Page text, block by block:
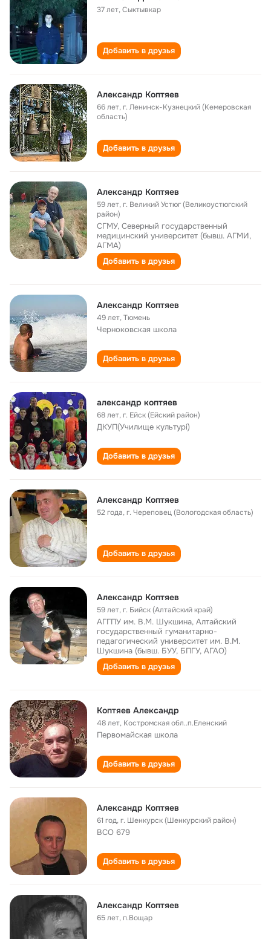
37 лет,Сыктывкар
Добавить в друзья
Александр Коптяев
66 лет,г. Ленинск-Кузнецкий (Кемеровская
область)
Добавить в друзья
Александр Коптяев
59 лет,г. Великий Устюг (Великоустюгский
район)
СГМУ, Северный государственный
медицинский университет (бывш. АГМИ,
АГМА)
Добавить в друзья
Александр Коптяев
49 лет,Тюмень
Черноковская школа
Добавить в друзья
александр коптяев
68 лет,г. Ейск (Ейский район)
ДКУП(Училище культурі)
Добавить в друзья
Александр Коптяев
52 года,г. Череповец (Вологодская область)
Добавить в друзья
Александр Коптяев
59 лет,г. Бийск (Алтайский край)
АГГПУ им. В.М. Шукшина, Алтайский
государственный гуманитарно-
педагогический университет им. В.М.
Шукшина (бывш. БУУ, БПГУ, АГАО)
Добавить в друзья
Коптяев Александр
48 лет, Костромская обл..п.Еленский
Первомайская школа
Добавить в друзья
Александр Коптяев
61 год,г. Шенкурск (Шенкурский район)
ВСО 679
Добавить в друзья
Александр Коптяев
65 лет,п.Вощар